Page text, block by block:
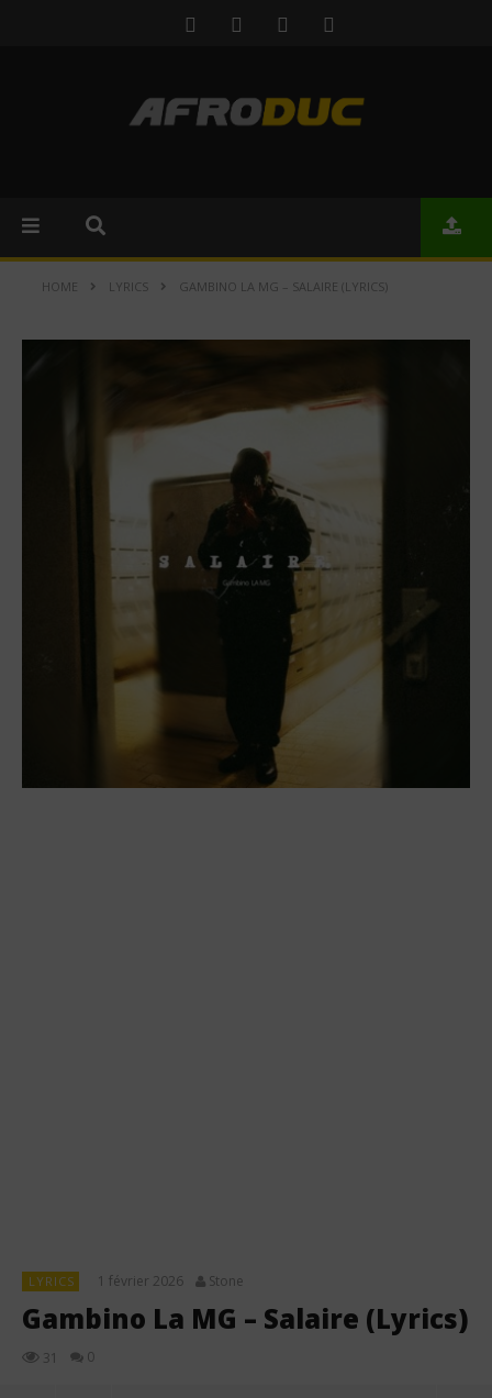
HOME LYRICS GAMBINO LA MG – SALAIRE (LYRICS)
LYRICS 1 février 2026 Stone
Gambino La MG – Salaire (Lyrics)
31 0